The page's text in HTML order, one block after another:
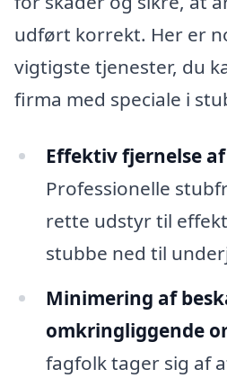
udført korrekt. Her er
vigtigste tjenester, du
firma med speciale i
Effektiv fjernelse
Professionelle
rette udstyr til
stubbe ned til
Minimering af
omkringliggende
fagfolk tager sig af